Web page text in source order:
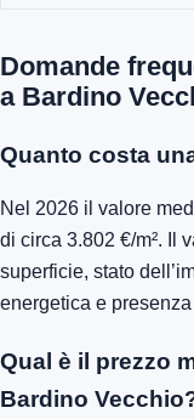
Domande
a Bardino
Quanto costa
Nel 2026 il valore
di circa 3.802 €/m². Il
superficie, stato
energetica e
Qual è il prezzo
Bardino